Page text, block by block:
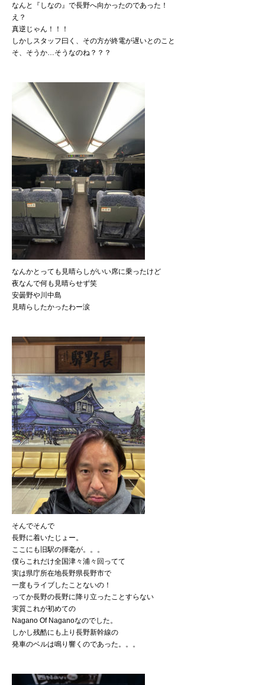
なんと『しなの』で長野へ向かったのであった！
え？
真逆じゃん！！！
しかしスタッフ曰く、その方が終電が遅いとのこと
そ、そうか…そうなのね？？？
なんかとっても見晴らしがいい席に乗ったけど
夜なんで何も見晴らせず笑
安曇野や川中島
見晴らしたかったわー涙
そんでそんで
長野に着いたじょー。
ここにも旧駅の揮毫が。。。
僕らこれだけ全国津々浦々回ってて
実は県庁所在地長野県長野市で
一度もライブしたことないの！
ってか長野の長野に降り立ったことすらない
実質これが初めての
Nagano Of Naganoなのでした。
しかし残酷にも上り長野新幹線の
発車のベルは鳴り響くのであった。。。